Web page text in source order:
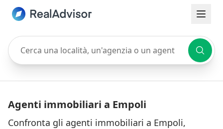
Cerca una località, un'agenzia o un agente
Agenti immobiliari a Empoli
Confronta gli agenti immobiliari a Empoli,